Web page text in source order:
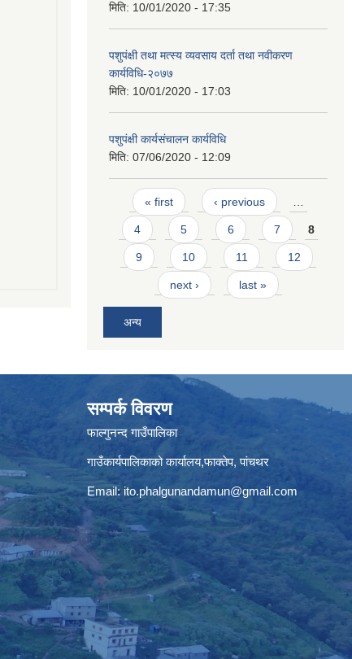
मिति: 10/01/2020 - 17:35
पशुपंक्षी तथा मत्स्य व्यवसाय दर्ता तथा नवीकरण
कार्यविधि-२०७७
मिति: 10/01/2020 - 17:03
पशुपंक्षी कार्यसंचालन कार्यविधि
मिति: 07/06/2020 - 12:09
Pages
« first ‹ previous
4 5 6 7 8
9 10 11 12
next › last »
अन्य
सम्पर्क विवरण
फाल्गुनन्द गाउँपालिका
गाउँकार्यपालिकाको कार्यालय,फाक्तेप, पांचथर
Email: ito.phalgunandamun@gmail.com